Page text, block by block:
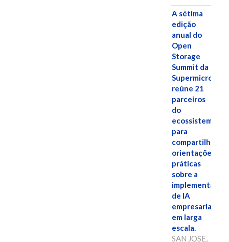
A sétima
edição
anual do
Open
Storage
Summit da
Supermicro
reúne 21
parceiros
do
ecossistema
para
compartilhar
orientações
práticas
sobre a
implementação
de IA
empresarial
em larga
escala.
SAN JOSE,